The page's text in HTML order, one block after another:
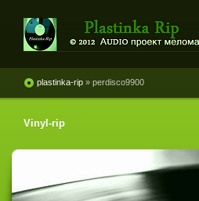
винила и
plastinka-rip » perdisco9900
Vinyl-rip